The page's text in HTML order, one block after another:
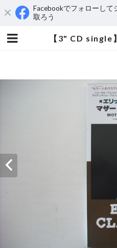
Facebookでフォローして
取ろう